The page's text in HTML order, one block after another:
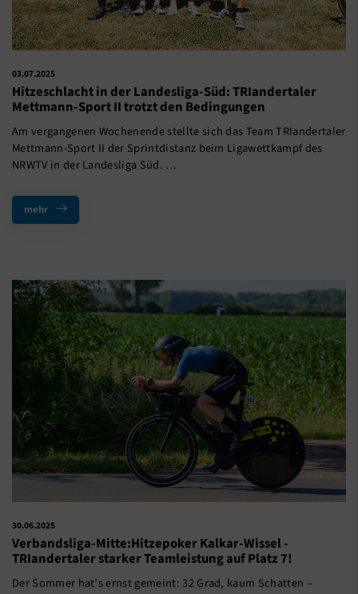
03.07.2025
Hitzeschlacht in der Landesliga-Süd: TRIandertaler
Mettmann-Sport II trotzt den Bedingungen
Am vergangenen Wochenende stellte sich das Team TRIandertaler
Mettmann-Sport II der Sprintdistanz beim Ligawettkampf des
NRWTV in der Landesliga Süd. …
mehr
30.06.2025
Verbandsliga-Mitte:Hitzepoker Kalkar-Wissel -
TRIandertaler starker Teamleistung auf Platz 7!
Der Sommer hat’s ernst gemeint: 32 Grad, kaum Schatten –